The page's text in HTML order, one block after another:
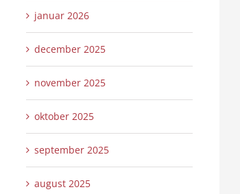
januar 2026
december 2025
november 2025
oktober 2025
september 2025
august 2025